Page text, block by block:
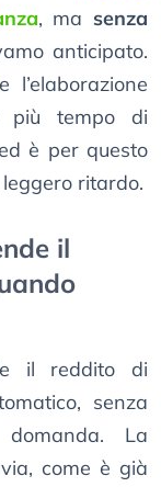
, ma senza
anticipato.
più tempo di
è per questo
ritardo.
il
il reddito di
senza
La
come è già